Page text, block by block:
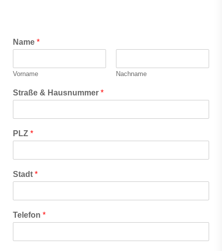
Name *
Vorname Nachname
Straße & Hausnummer *
PLZ *
Stadt *
Telefon *